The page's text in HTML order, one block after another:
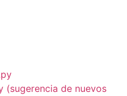
(sugerencia de nuevos